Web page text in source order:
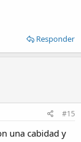
Responder
#15
una cabidad y